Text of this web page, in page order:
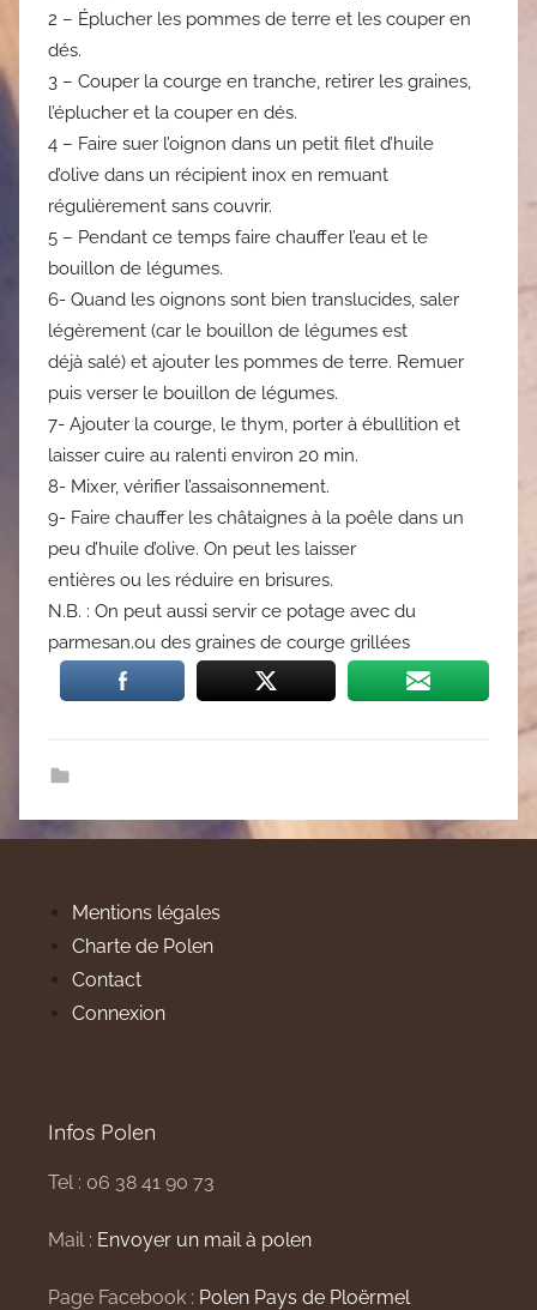
2 – Éplucher les pommes de terre et les couper en
dés.
3 – Couper la courge en tranche, retirer les graines,
l’éplucher et la couper en dés.
4 – Faire suer l’oignon dans un petit filet d’huile
d’olive dans un récipient inox en remuant
régulièrement sans couvrir.
5 – Pendant ce temps faire chauffer l’eau et le
bouillon de légumes.
6- Quand les oignons sont bien translucides, saler
légèrement (car le bouillon de légumes est
déjà salé) et ajouter les pommes de terre. Remuer
puis verser le bouillon de légumes.
7- Ajouter la courge, le thym, porter à ébullition et
laisser cuire au ralenti environ 20 min.
8- Mixer, vérifier l’assaisonnement.
9- Faire chauffer les châtaignes à la poêle dans un
peu d’huile d’olive. On peut les laisser
entières ou les réduire en brisures.
N.B. : On peut aussi servir ce potage avec du
parmesan.ou des graines de courge grillées
Mentions légales
Charte de Polen
Contact
Connexion
Infos Polen
Tel : 06 38 41 90 73
Mail : Envoyer un mail à polen
Page Facebook : Polen Pays de Ploërmel